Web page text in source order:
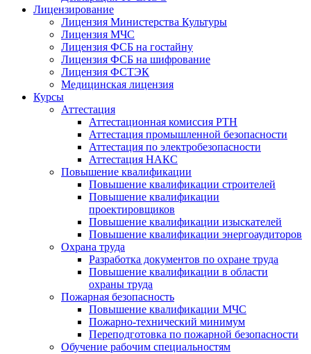
Лицензирование
Лицензия Министерства Культуры
Лицензия МЧС
Лицензия ФСБ на гостайну
Лицензия ФСБ на шифрование
Лицензия ФСТЭК
Медицинская лицензия
Курсы
Аттестация
Аттестационная комиссия РТН
Аттестация промышленной безопасности
Аттестация по электробезопасности
Аттестация НАКС
Повышение квалификации
Повышение квалификации строителей
Повышение квалификации
проектировщиков
Повышение квалификации изыскателей
Повышение квалификации энергоаудиторов
Охрана труда
Разработка документов по охране труда
Повышение квалификации в области
охраны труда
Пожарная безопасность
Повышение квалификации МЧС
Пожарно-технический минимум
Переподготовка по пожарной безопасности
Обучение рабочим специальностям